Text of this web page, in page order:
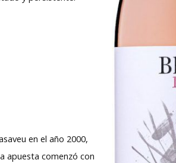
en el año 2000,
apuesta comenzó con